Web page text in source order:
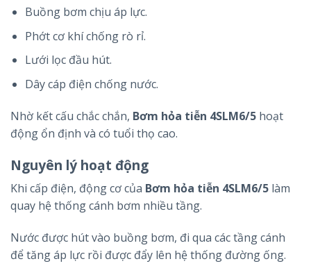
Buồng bơm chịu áp lực.
Phớt cơ khí chống rò rỉ.
Lưới lọc đầu hút.
Dây cáp điện chống nước.
Nhờ kết cấu chắc chắn, Bơm hỏa tiễn 4SLM6/5 hoạt
động ổn định và có tuổi thọ cao.
Nguyên lý hoạt động
Khi cấp điện, động cơ của Bơm hỏa tiễn 4SLM6/5 làm
quay hệ thống cánh bơm nhiều tầng.
Nước được hút vào buồng bơm, đi qua các tầng cánh
để tăng áp lực rồi được đẩy lên hệ thống đường ống.